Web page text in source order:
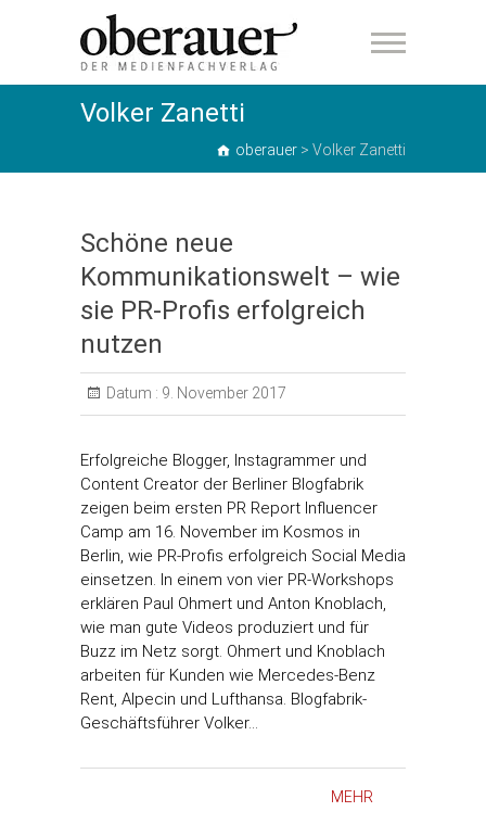
oberauer
Volker Zanetti
oberauer > Volker Zanetti
Schöne neue
Kommunikationswelt – wie
sie PR-Profis erfolgreich
nutzen
Datum : 9. November 2017
Erfolgreiche Blogger, Instagrammer und
Content Creator der Berliner Blogfabrik
zeigen beim ersten PR Report Influencer
Camp am 16. November im Kosmos in
Berlin, wie PR-Profis erfolgreich Social Media
einsetzen. In einem von vier PR-Workshops
erklären Paul Ohmert und Anton Knoblach,
wie man gute Videos produziert und für
Buzz im Netz sorgt. Ohmert und Knoblach
arbeiten für Kunden wie Mercedes-Benz
Rent, Alpecin und Lufthansa. Blogfabrik-
Geschäftsführer Volker…
MEHR